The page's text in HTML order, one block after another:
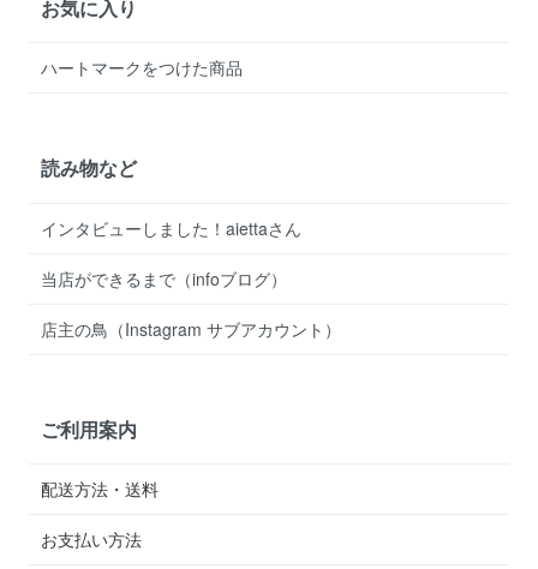
お気に入り
ハートマークをつけた商品
読み物など
インタビューしました！aiettaさん
当店ができるまで（infoブログ）
店主の鳥（Instagram サブアカウント）
ご利用案内
配送方法・送料
お支払い方法